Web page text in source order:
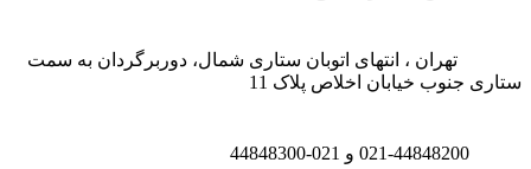
تهران ، انتهای اتوبان ستاری شمال، دوربرگردان به سمت
جنوب خیابان اخلاص پلاک 11
021-44848200 و 021-44848300